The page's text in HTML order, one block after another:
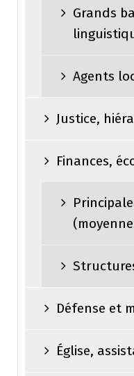
Grands
Agents
Justice,
Finances,
(moyenne
Défense et
Église,